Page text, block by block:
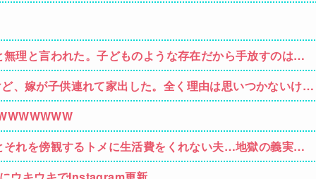
理と言われた。子どものような存在だから手放すのは絶
、嫁が子供連れて家出した。全く理由は思いつかないけど
のせいでアトピー悪化しそう→
れを傍観するトメに生活費をくれない夫…地獄の義実家
密があった